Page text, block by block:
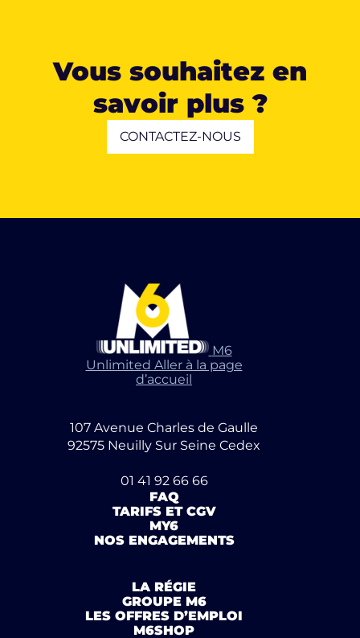
Vous souhaitez en
savoir plus ?
CONTACTEZ-NOUS
M6
Unlimited Aller à la page
d’accueil
107 Avenue Charles de Gaulle
92575 Neuilly Sur Seine Cedex
01 41 92 66 66
FAQ
TARIFS ET CGV
MY6
NOS ENGAGEMENTS
LA RÉGIE
GROUPE M6
LES OFFRES D’EMPLOI
M6SHOP